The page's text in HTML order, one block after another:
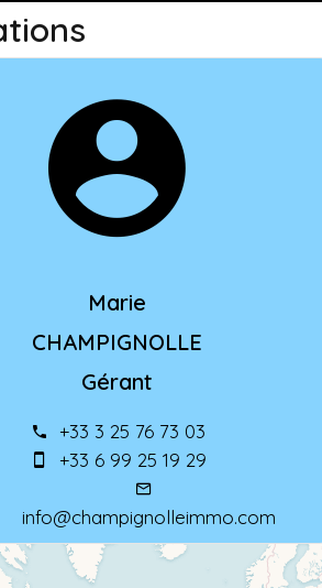
Marie
CHAMPIGNOLLE
Gérant
+33 3 25 76 73 03
+33 6 99 25 19 29
info@champignolleimmo.com